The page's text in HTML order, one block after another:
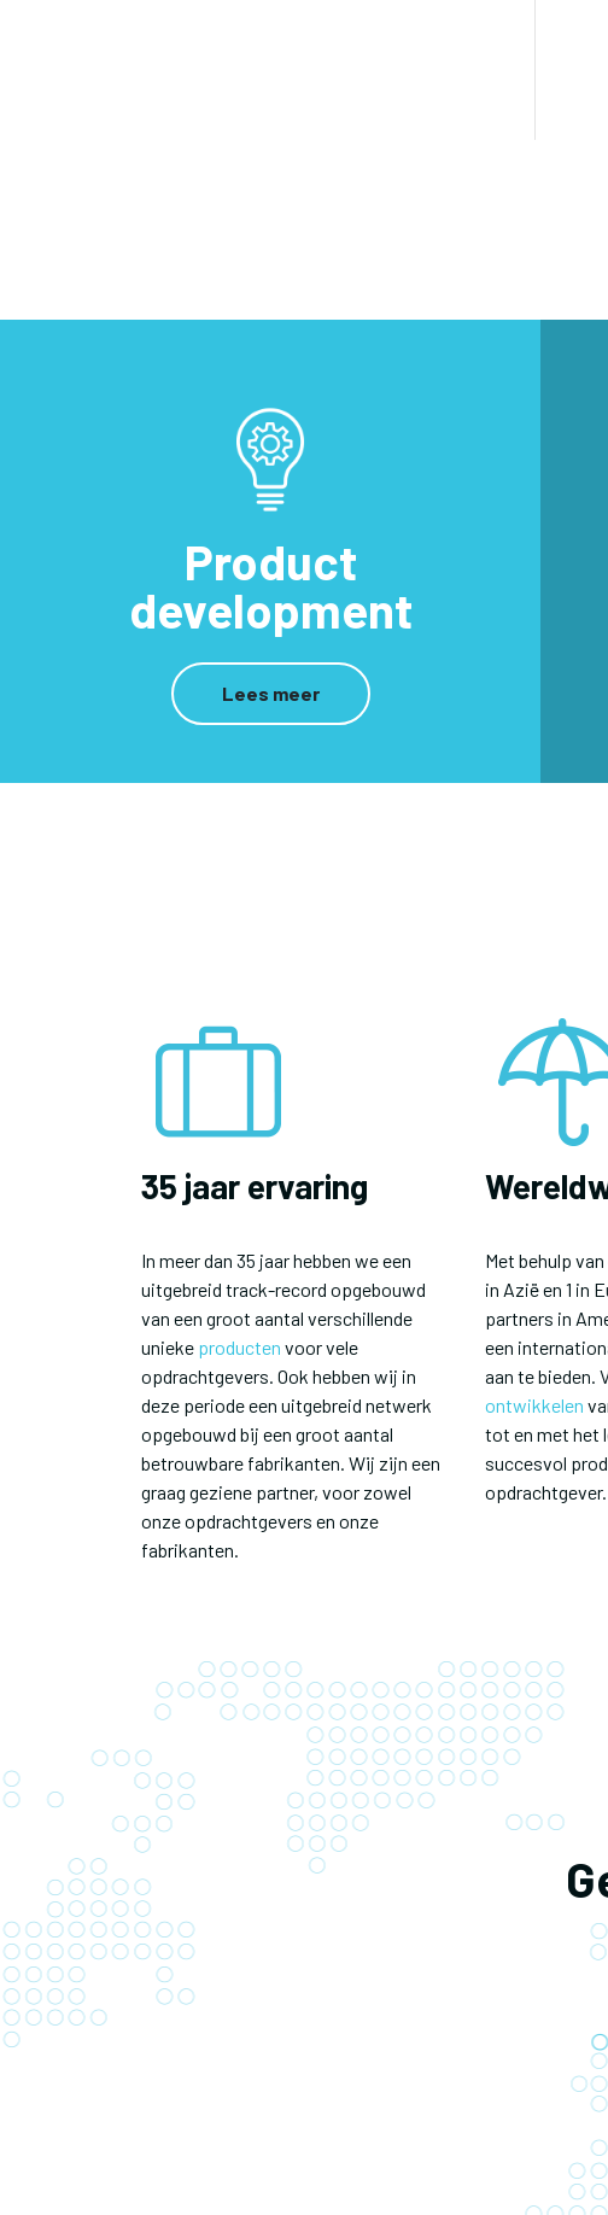
Product
development
Lees meer
35 jaar ervaring
In meer dan 35 jaar hebben we een
uitgebreid track-record opgebouwd
van een groot aantal verschillende
unieke producten voor vele
opdrachtgevers. Ook hebben wij in
deze periode een uitgebreid netwerk
opgebouwd bij een groot aantal
betrouwbare fabrikanten. Wij zijn een
graag geziene partner, voor zowel
onze opdrachtgevers en onze
fabrikanten.
Met behulp
in Azië en 1 in
partners in
een
aan te bieden.
ontwikkelen
tot en met het
succesvol
opdrachtgever.